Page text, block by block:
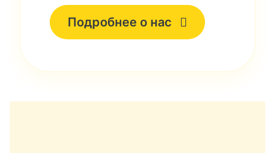
Подробнее о нас